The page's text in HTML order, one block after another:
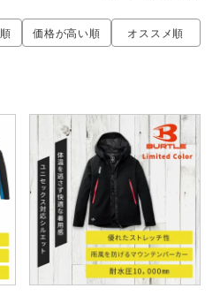
キング
クレヒフク
ボンマックス
CUP
カーシーカシマ
価格が高い順 オススメ順